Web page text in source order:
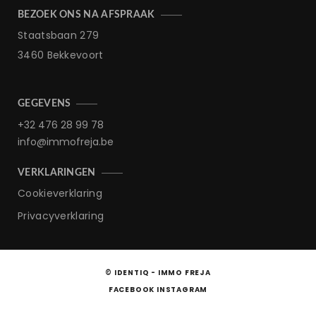
BEZOEK ONS NA AFSPRAAK
Staatsbaan 279
3460 Bekkevoort
GEGEVENS
+32 476 28 99 78
info@immofreja.be
VERKLARINGEN
Cookieverklaring
Privacyverklaring
© IDENTIQ - IMMO FREJA
FACEBOOK INSTAGRAM